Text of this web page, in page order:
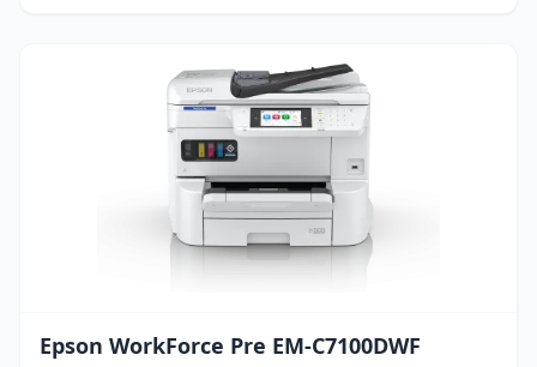
Epson WorkForce Pre EM-C7100DWF